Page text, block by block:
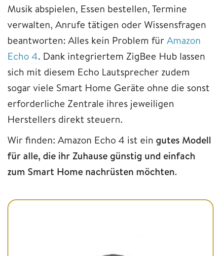
Musik abspielen, Essen bestellen, Termine
verwalten, Anrufe tätigen oder Wissensfragen
beantworten: Alles kein Problem fürAmazon
Echo 4. Dank integriertem ZigBee Hub lassen
sich mit diesem Echo Lautsprecher zudem
sogar viele Smart Home Geräte ohne die sonst
erforderliche Zentrale ihres jeweiligen
Herstellers direkt steuern.
Wir finden: Amazon Echo 4 ist ein gutes Modell
für alle, die ihr Zuhause günstig und einfach
zum Smart Home nachrüsten möchten.